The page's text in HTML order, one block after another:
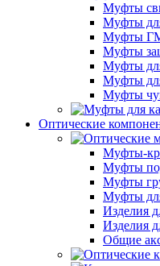
Муфты
Муфты
Муфты
Муфты
Муфты
Муфты
Муфты
Оптические
Муфты-
Муфты
Муфты
Муфты
Изделия
Изделия
Общие